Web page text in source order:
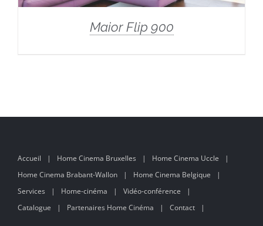
Maior Flip 900
Accueil Home Cinema Bruxelles
Home Cinema Uccle
Home Cinema Brabant-Wallon
Home Cinema Belgique
Services
Home-cinéma
Vidéo-conférence
Catalogue
Partenaires Home Cinéma Contact